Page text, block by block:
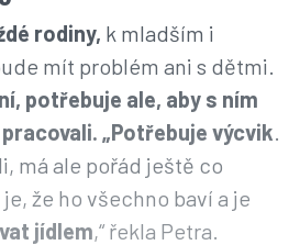
rodiny, k mladším i
mít problém ani s dětmi.
potřebuje ale, aby s ním
„Potřebuje výcvik.
má ale pořád ještě co
že ho všechno baví a je
jídlem,“ řekla Petra.